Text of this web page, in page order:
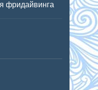
фридайвинга